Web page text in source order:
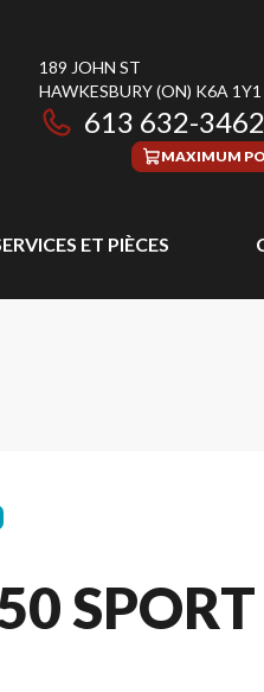
189 JOHN ST
HAWKESBURY(ON) K6A 1Y1
613 632-3462
MAXIMUM
ET PIÈCES